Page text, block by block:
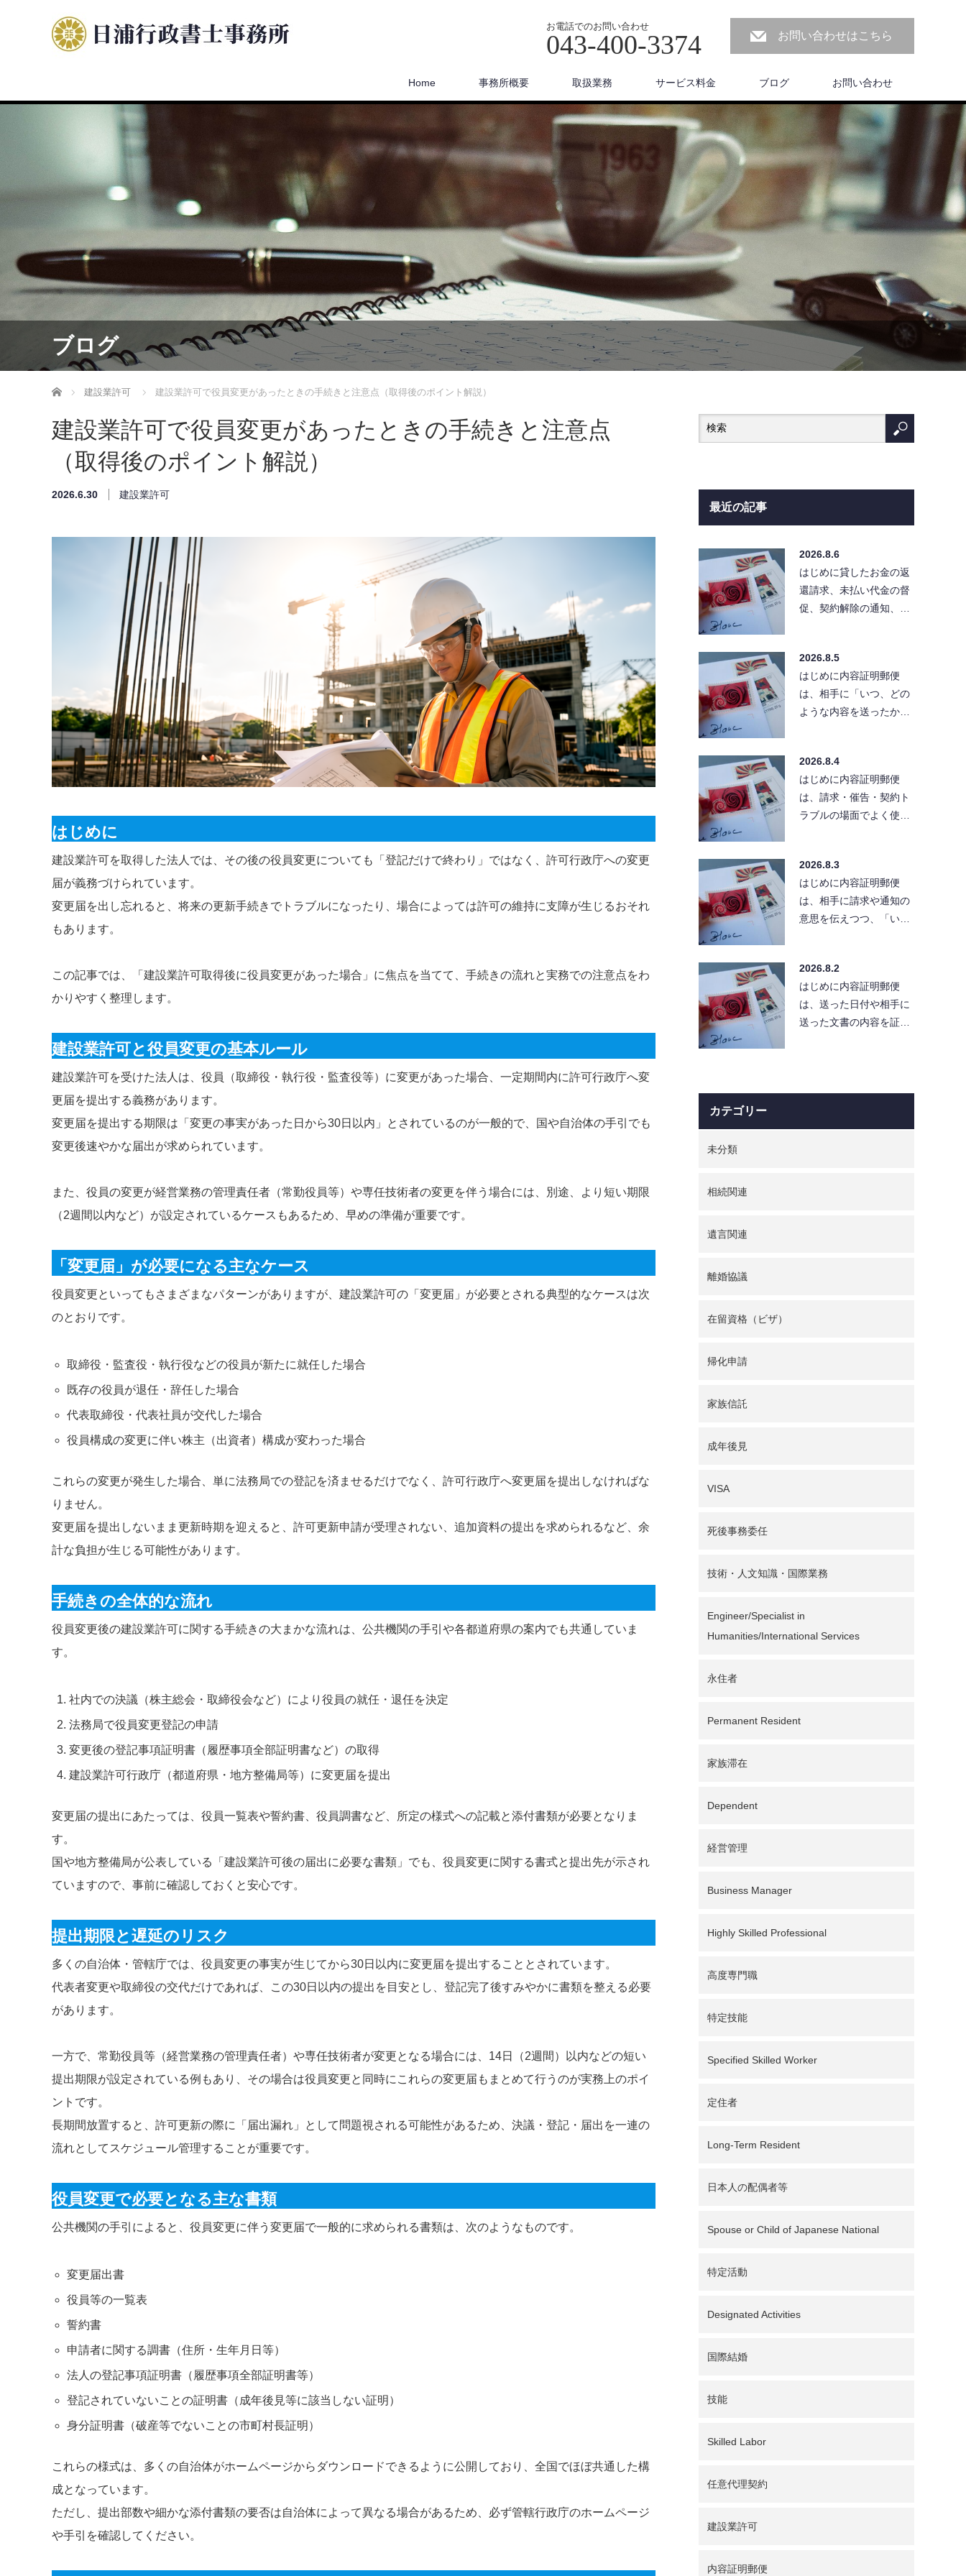
お電話でのお問い合わせ
043-400-3374 お問い合わせはこちら
Home 事務所概要 取扱業務 サービス料金 ブログ お問い合わせ
ブログ
ホーム 建設業許可 建設業許可で役員変更があったときの手続きと注意点（取得後のポイント解説）
建設業許可で役員変更があったときの手続きと注意点
（取得後のポイント解説）
2026.6.30 建設業許可
はじめに
建設業許可を取得した法人では、その後の役員変更についても「登記だけで終わり」ではなく、許可行政庁への変更
届が義務づけられています。
変更届を出し忘れると、将来の更新手続きでトラブルになったり、場合によっては許可の維持に支障が生じるおそれ
もあります。
この記事では、「建設業許可取得後に役員変更があった場合」に焦点を当てて、手続きの流れと実務での注意点をわ
かりやすく整理します。
建設業許可と役員変更の基本ルール
建設業許可を受けた法人は、役員（取締役・執行役・監査役等）に変更があった場合、一定期間内に許可行政庁へ変
更届を提出する義務があります。
変更届を提出する期限は「変更の事実があった日から30日以内」とされているのが一般的で、国や自治体の手引でも
変更後速やかな届出が求められています。
また、役員の変更が経営業務の管理責任者（常勤役員等）や専任技術者の変更を伴う場合には、別途、より短い期限
（2週間以内など）が設定されているケースもあるため、早めの準備が重要です。
「変更届」が必要になる主なケース
役員変更といってもさまざまなパターンがありますが、建設業許可の「変更届」が必要とされる典型的なケースは次
のとおりです。
取締役・監査役・執行役などの役員が新たに就任した場合
既存の役員が退任・辞任した場合
代表取締役・代表社員が交代した場合
役員構成の変更に伴い株主（出資者）構成が変わった場合
これらの変更が発生した場合、単に法務局での登記を済ませるだけでなく、許可行政庁へ変更届を提出しなければな
りません。
変更届を提出しないまま更新時期を迎えると、許可更新申請が受理されない、追加資料の提出を求められるなど、余
計な負担が生じる可能性があります。
手続きの全体的な流れ
役員変更後の建設業許可に関する手続きの大まかな流れは、公共機関の手引や各都道府県の案内でも共通していま
す。
社内での決議（株主総会・取締役会など）により役員の就任・退任を決定
法務局で役員変更登記の申請
変更後の登記事項証明書（履歴事項全部証明書など）の取得
建設業許可行政庁（都道府県・地方整備局等）に変更届を提出
変更届の提出にあたっては、役員一覧表や誓約書、役員調書など、所定の様式への記載と添付書類が必要となりま
す。
国や地方整備局が公表している「建設業許可後の届出に必要な書類」でも、役員変更に関する書式と提出先が示され
ていますので、事前に確認しておくと安心です。
提出期限と遅延のリスク
多くの自治体・管轄庁では、役員変更の事実が生じてから30日以内に変更届を提出することとされています。
代表者変更や取締役の交代だけであれば、この30日以内の提出を目安とし、登記完了後すみやかに書類を整える必要
があります。
一方で、常勤役員等（経営業務の管理責任者）や専任技術者が変更となる場合には、14日（2週間）以内などの短い
提出期限が設定されている例もあり、その場合は役員変更と同時にこれらの変更届もまとめて行うのが実務上のポイ
ントです。
長期間放置すると、許可更新の際に「届出漏れ」として問題視される可能性があるため、決議・登記・届出を一連の
流れとしてスケジュール管理することが重要です。
役員変更で必要となる主な書類
公共機関の手引によると、役員変更に伴う変更届で一般的に求められる書類は、次のようなものです。
変更届出書
役員等の一覧表
誓約書
申請者に関する調書（住所・生年月日等）
法人の登記事項証明書（履歴事項全部証明書等）
登記されていないことの証明書（成年後見等に該当しない証明）
身分証明書（破産等でないことの市町村長証明）
これらの様式は、多くの自治体がホームページからダウンロードできるように公開しており、全国でほぼ共通した構
成となっています。
ただし、提出部数や細かな添付書類の要否は自治体によって異なる場合があるため、必ず管轄行政庁のホームページ
や手引を確認してください。
最近の記事
2026.8.6
はじめに貸したお金の返
還請求、未払い代金の督
促、契約解除の通知、ク
で…
2026.8.5
はじめに内容証明郵便
は、相手に「いつ、どの
ような内容を送ったか」
所が…
2026.8.4
はじめに内容証明郵便
は、請求・催告・契約ト
ラブルの場面でよく使わ
と「…
2026.8.3
はじめに内容証明郵便
は、相手に請求や通知の
意思を伝えつつ、「い
便利…
2026.8.2
はじめに内容証明郵便
は、送った日付や相手に
送った文書の内容を証明
カテゴリー
未分類
相続関連
遺言関連
離婚協議
在留資格（ビザ）
帰化申請
家族信託
成年後見
VISA
死後事務委任
技術・人文知識・国際業務
Engineer/Specialist in
Humanities/International Services
永住者
Permanent Resident
家族滞在
Dependent
経営管理
Business Manager
Highly Skilled Professional
高度専門職
特定技能
Specified Skilled Worker
定住者
Long-Term Resident
日本人の配偶者等
Spouse or Child of Japanese National
特定活動
Designated Activities
国際結婚
技能
Skilled Labor
任意代理契約
建設業許可
内容証明郵便